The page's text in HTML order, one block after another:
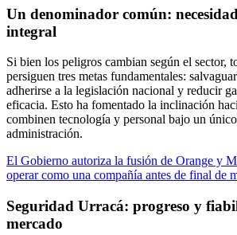
Un denominador común:
integral
Si bien los peligros cambian según el sector,
persiguen tres metas fundamentales:
adherirse a la legislación nacional y reducir
eficacia. Esto ha fomentado la inclinación
combinen tecnología y personal bajo un
administración.
El Gobierno autoriza la fusión de Orange y
operar como una compañía antes de final de
Seguridad Urracá: progreso y
mercado